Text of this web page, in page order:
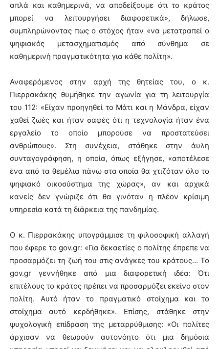
απλά και καθημερινά, να αποδείξουμε ότι το κράτος
μπορεί να λειτουργήσει διαφορετικά», δήλωσε,
συμπληρώνοντας πως ο στόχος ήταν «να μετατραπεί ο
ψηφιακός μετασχηματισμός από σύνθημα σε
καθημερινή πραγματικότητα για κάθε πολίτη».
Αναφερόμενος στην αρχή της θητείας του, ο κ.
Πιερρακάκης θυμήθηκε την αγωνία για τη λειτουργία
του 112: «Είχαν προηγηθεί το Μάτι και η Μάνδρα, είχαν
χαθεί ζωές και ήταν σαφές ότι η τεχνολογία ήταν ένα
εργαλείο το οποίο μπορούσε να προστατεύσει
ανθρώπους». Στη συνέχεια, στάθηκε στην άυλη
συνταγογράφηση, η οποία, όπως εξήγησε, «αποτέλεσε
ένα από τα θεμέλια πάνω στα οποία θα χτιζόταν όλο το
ψηφιακό οικοσύστημα της χώρας», αν και αρχικά
κανείς δεν γνώριζε ότι θα γινόταν η πλέον κρίσιμη
υπηρεσία κατά τη διάρκεια της πανδημίας.
Ο κ. Πιερρακάκης υπογράμμισε τη φιλοσοφική αλλαγή
που έφερε το gov.gr: «Για δεκαετίες ο πολίτης έπρεπε να
προσαρμόζει τη ζωή του στις ανάγκες του κράτους… Το
gov.gr γεννήθηκε από μια διαφορετική ιδέα: Ότι
επιτέλους το κράτος πρέπει να προσαρμόζει εκείνο στον
πολίτη. Αυτό ήταν το πραγματικό στοίχημα και το
στοίχημα αυτό κερδήθηκε». Επίσης, στάθηκε στην
ψυχολογική επίδραση της μεταρρύθμισης: «Οι πολίτες
άρχισαν να θεωρούν αυτονόητο ότι μια δημόσια